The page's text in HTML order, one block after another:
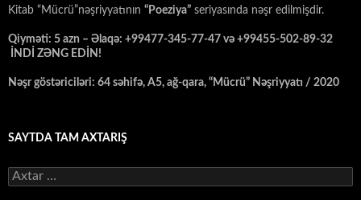
Kitab “Mücrü”nəşriyyatının “Poeziya” seriyasında nəşr edilmişdir.
Qiyməti: 5 azn – Əlaqə: +99477-345-77-47 və +99455-502-89-32
İNDİ ZƏNG EDİN!
Nəşr göstəriciləri: 64 səhifə, A5, ağ-qara, “Mücrü” Nəşriyyatı / 2020
SAYTDA TAM AXTARIŞ
Axtarış: